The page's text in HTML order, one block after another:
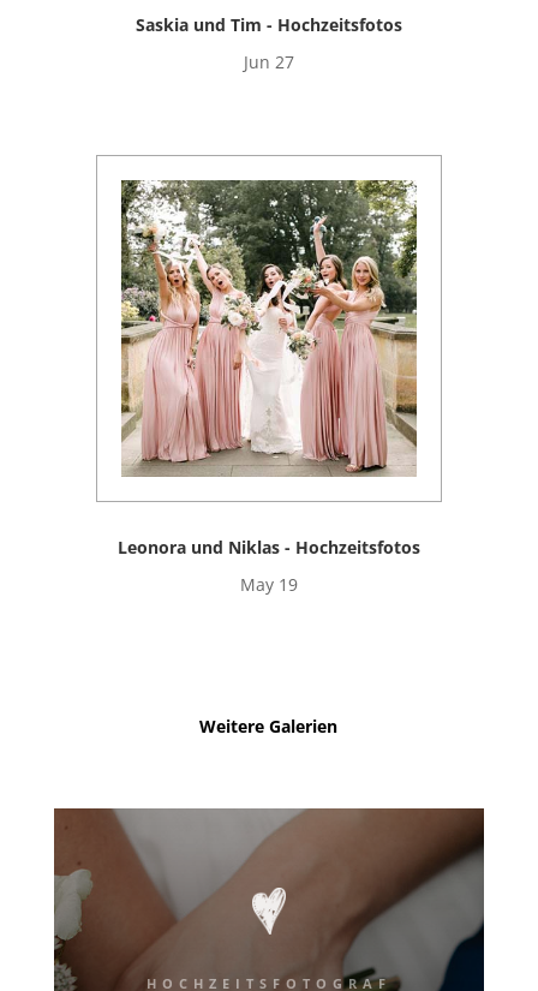
Saskia und Tim - Hochzeitsfotos
Jun 27
Leonora und Niklas - Hochzeitsfotos
May 19
Weitere Galerien
HOCHZEITSFOTOGRAF